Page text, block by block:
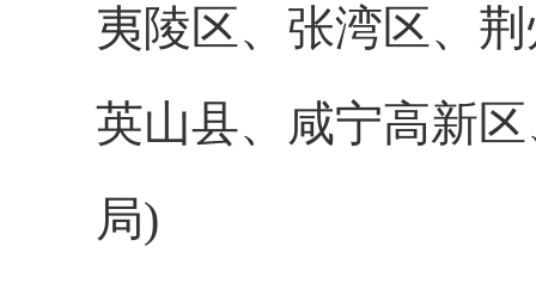
夷陵区、张湾区、
英山县、咸宁高新
局)